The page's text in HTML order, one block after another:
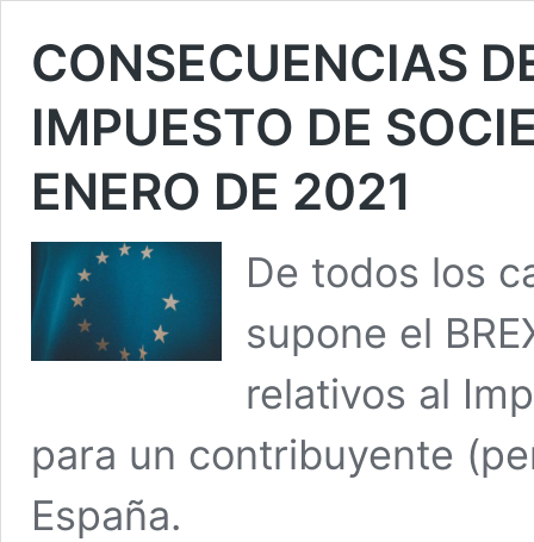
CONSECUENCIAS
IMPUESTO DE
ENERO DE 2021
De todos los
supone el
relativos al
para un contribuyente
España.